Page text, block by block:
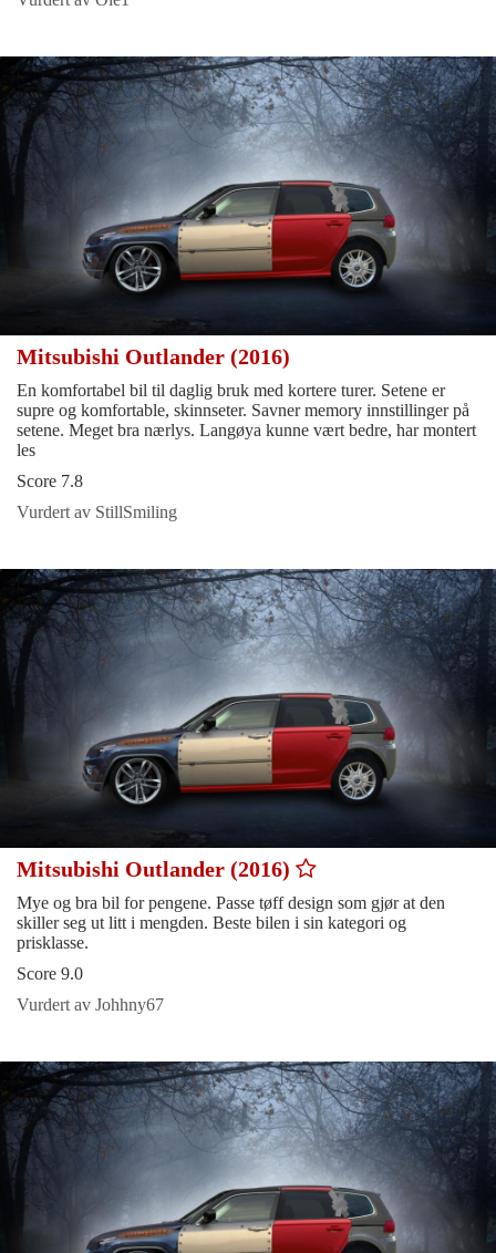
Mitsubishi Outlander (2016)
En komfortabel bil til daglig bruk med kortere turer. Setene er
supre og komfortable, skinnseter. Savner memory innstillinger på
setene. Meget bra nærlys. Langøya kunne vært bedre, har montert
les
Score 7.8
Vurdert av StillSmiling
Mitsubishi Outlander (2016)
Mye og bra bil for pengene. Passe tøff design som gjør at den
skiller seg ut litt i mengden. Beste bilen i sin kategori og
prisklasse.
Score 9.0
Vurdert av Johhny67